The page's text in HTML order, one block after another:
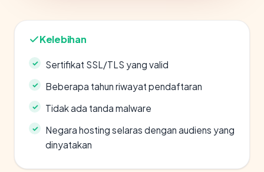
Kelebihan
Sertifikat SSL/TLS yang valid
Beberapa tahun riwayat pendaftaran
Tidak ada tanda malware
Negara hosting selaras dengan audiens yang
dinyatakan